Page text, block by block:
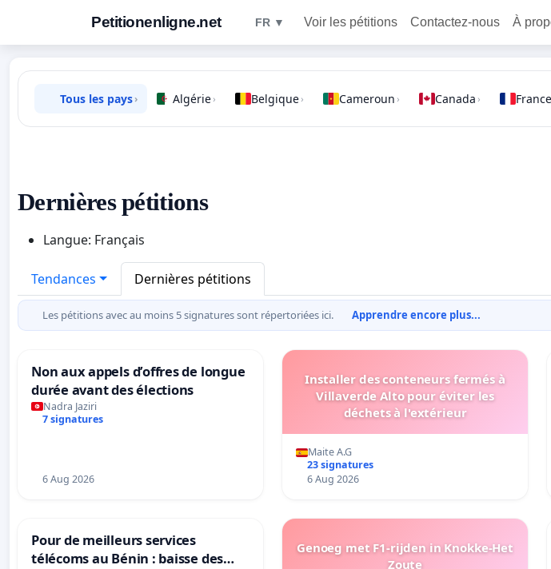
Petitionenligne.net FR ▼ Voir les pétitions Contactez-nous À
Tous les pays› Algérie› Belgique› Cameroun › Canada › France
Dernières pétitions
Langue: Français
Tendances Dernières pétitions
Les pétitions avec au moins 5 signatures sont répertoriées ici. Apprendre encore plus...
Non aux appels d’offres de longue
durée avant des élections
Nadra Jaziri
7 signatures
6 Aug 2026
Installer des conteneurs fermés à
Villaverde Alto pour éviter les
déchets à l'extérieur
Maite A.G
23 signatures
6 Aug 2026
Pour de meilleurs services
télécoms au Bénin : baisse des
Genoeg met F1-rijden in Knokke-Het
Zoute